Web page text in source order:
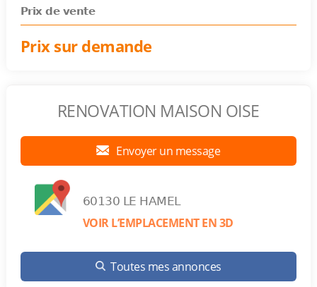
Prix de vente
Prix sur demande
RENOVATION MAISON OISE
Envoyer un message
60130 LE HAMEL
VOIR L’EMPLACEMENT EN 3D
Toutes mes annonces